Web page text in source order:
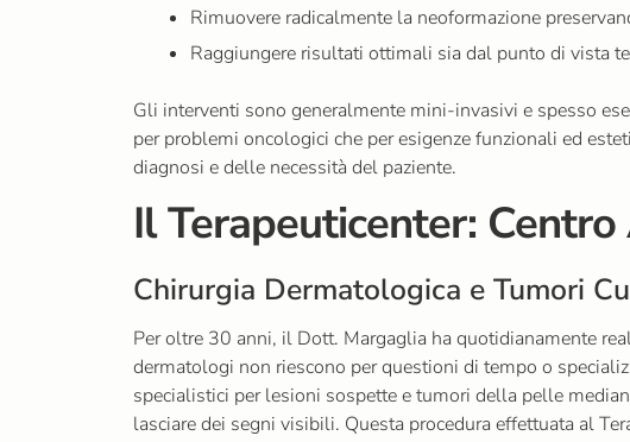
Rimuovere radicalmente la neoformazione
Raggiungere risultati ottimali sia dal punto di vista
Gli interventi sono generalmente mini-invasivi e spesso
per problemi oncologici che per esigenze funzionali ed
diagnosi e delle necessità del paziente.
Il Terapeuticenter:
Chirurgia Dermatologica e Tumori
Per oltre 30 anni, il Dott. Margaglia ha quotidianamente
dermatologi non riescono per questioni di tempo o
specialistici per lesioni sospette e tumori della pelle
lasciare dei segni visibili. Questa procedura effettuata al